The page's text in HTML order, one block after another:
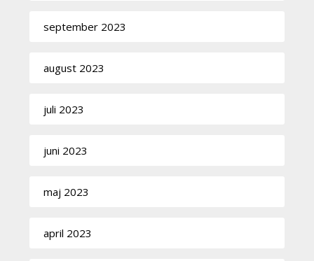
september 2023
august 2023
juli 2023
juni 2023
maj 2023
april 2023